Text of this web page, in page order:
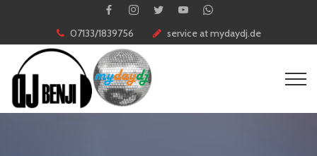
07133/1839756 service at mydaydj.de